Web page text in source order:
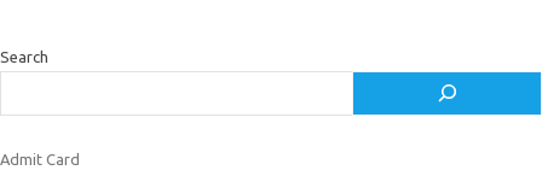
Search
Admit Card